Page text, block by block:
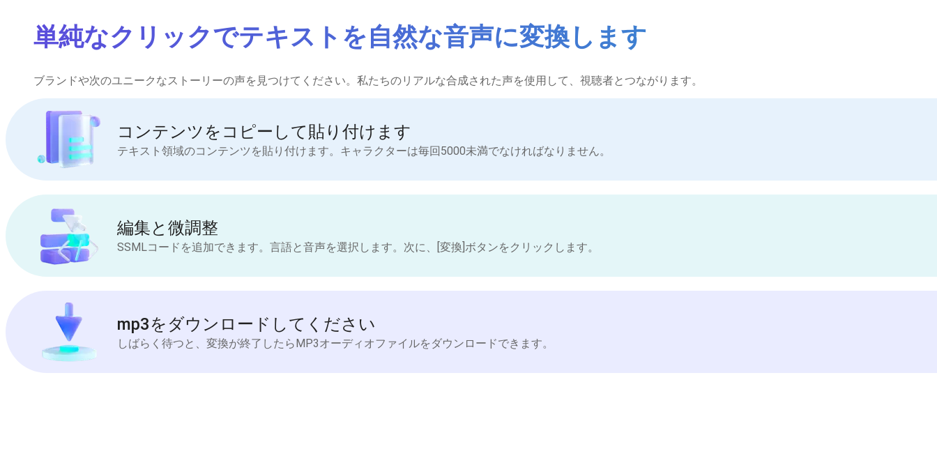
単純なクリックでテキストを自然な音声に変換します
ブランドや次のユニークなストーリーの声を見つけてください。私たちのリアルな合成された声を使用して、視聴者とつながります。
コンテンツをコピーして貼り付けます
テキスト領域のコンテンツを貼り付けます。キャラクターは毎回5000未満でなければなりません。
編集と微調整
SSMLコードを追加できます。言語と音声を選択します。次に、[変換]ボタンをクリックします。
mp3をダウンロードしてください
しばらく待つと、変換が終了したらMP3オーディオファイルをダウンロードできます。